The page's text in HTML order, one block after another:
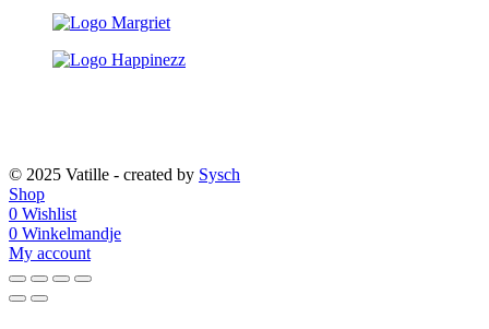
© 2025 Vatille - created by Sysch
Shop
0 Wishlist
0 Winkelmandje
My account